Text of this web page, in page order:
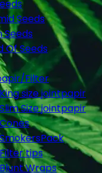
Seeds
Seeds
Of Seeds
Filter
King size jointpapir
Slim Size jointpapir
Cones
SmokersPack
Filter tips
Blunt Wraps